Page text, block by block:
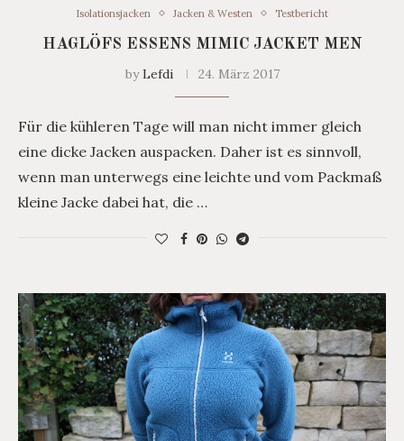
Isolationsjacken Jacken & Westen Testbericht
HAGLÖFS ESSENS MIMIC JACKET MEN
byLefdi 24. März 2017
Für die kühleren Tage will man nicht immer gleich
eine dicke Jacken auspacken. Daher ist es sinnvoll,
wenn man unterwegs eine leichte und vom Packmaß
kleine Jacke dabei hat, die …